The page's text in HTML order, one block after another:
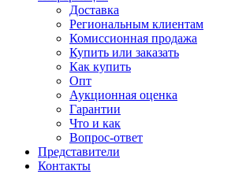
Доставка
Региональным клиентам
Комиссионная продажа
Купить или заказать
Как купить
Опт
Аукционная оценка
Гарантии
Что и как
Вопрос-ответ
Представители
Контакты